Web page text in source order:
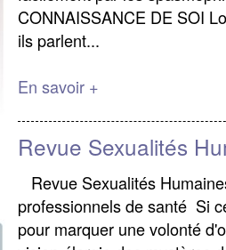
CONNAISSANCE DE SOI
ils parlent...
En savoir +
Revue Sexualités
Revue Sexualités
professionnels de santé Si
pour marquer une volonté